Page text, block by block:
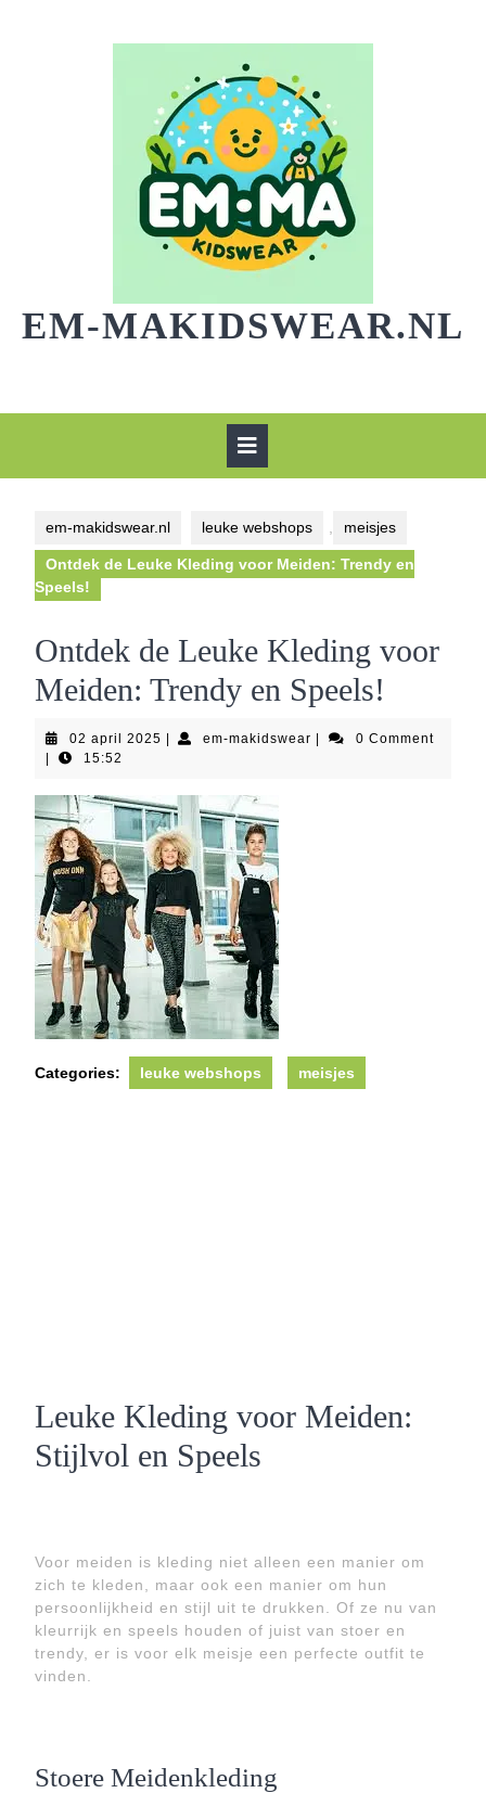
EM-MAKIDSWEAR.NL
em-makidswear.nl leuke webshops meisjes
Ontdek de Leuke Kleding voor Meiden: Trendy en
Speels!
Ontdek de Leuke Kleding voor
Meiden: Trendy en Speels!
02 april 2025 02
em-makidswear em-
0 Comment
15:52
Categories: leuke webshops meisjes
Leuke Kleding voor Meiden:
Stijlvol en Speels
Voor meiden is kleding niet alleen een manier om
zich te kleden, maar ook een manier om hun
persoonlijkheid en stijl uit te drukken. Of ze nu van
kleurrijk en speels houden of juist van stoer en
trendy, er is voor elk meisje een perfecte outfit te
vinden.
Stoere Meidenkleding